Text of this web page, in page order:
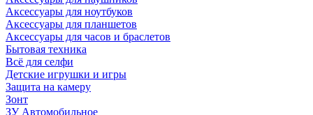
Аксессуары для ноутбуков
Аксессуары для планшетов
Аксессуары для часов и браслетов
Бытовая техника
Всё для селфи
Детские игрушки и игры
Защита на камеру
Зонт
ЗУ Автомобильное